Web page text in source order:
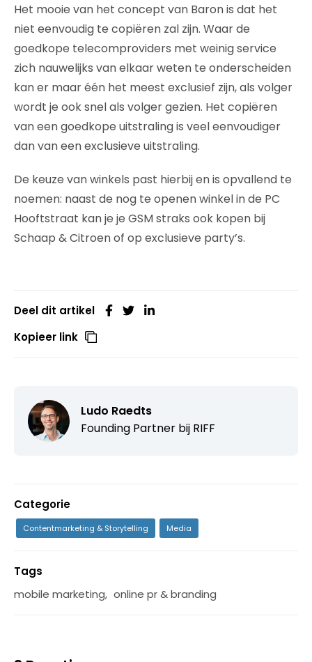
Het mooie van het concept van Baron is dat het
niet eenvoudig te copiëren zal zijn. Waar de
goedkope telecomproviders met weinig service
zich nauwelijks van elkaar weten te onderscheiden
kan er maar één het meest exclusief zijn, als volger
wordt je ook snel als volger gezien. Het copiëren
van een goedkope uitstraling is veel eenvoudiger
dan van een exclusieve uitstraling.
De keuze van winkels past hierbij en is opvallend te
noemen: naast de nog te openen winkel in de PC
Hooftstraat kan je je GSM straks ook kopen bij
Schaap & Citroen of op exclusieve party’s.
Deel dit artikel
Kopieer link
Ludo Raedts
Founding Partner bij RIFF
Categorie
Contentmarketing & Storytelling Media
Tags
mobile marketing, online pr & branding